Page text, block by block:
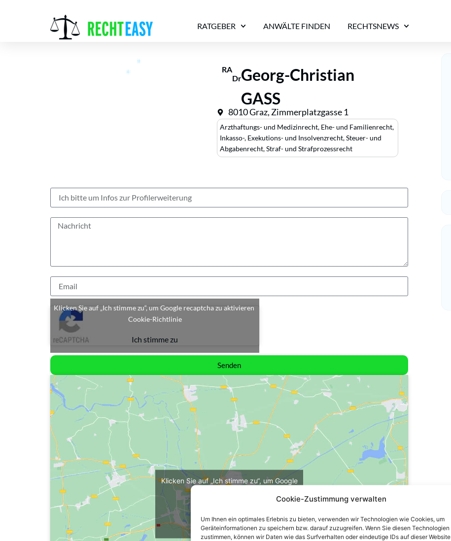
Cookie-Zustimmung verwalten
Um Ihnen ein optimales Erlebnis zu bieten, verwenden wir Technologien wie Cookies, um
Geräteinformationen zu speichern bzw. darauf zuzugreifen. Wenn Sie diesen Technologien
zustimmen, können wir Daten wie das Surfverhalten oder eindeutige IDs auf dieser Website
RATGEBER ANWÄLTE FINDEN RECHTSNEWS
RA
DrGeorg-Christian
GASS
8010 Graz, Zimmerplatzgasse 1
Arzthaftungs- und Medizinrecht, Ehe- und Familienrecht,
Inkasso-, Exekutions- und Insolvenzrecht,Steuer- und
Abgabenrecht,Straf- und Strafprozessrecht
Klicken Sie auf „Ich stimme zu“, um Google recaptcha zu aktivieren
Cookie-Richtlinie
Ich stimme zu
Senden
Klicken Sie auf „Ich stimme zu“, um Google
Ich stimme zu